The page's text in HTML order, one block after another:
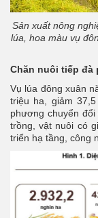
Sản xuất nông
lúa, hoa màu vụ
Chăn nuôi tiếp đà
Vụ lúa đông xuân
triệu ha, giảm
phương chuyển
trồng, vật nuôi có
triển hạ tầng, công